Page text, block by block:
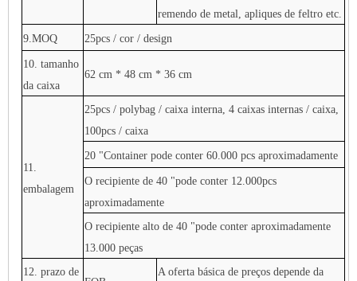
remendo de metal, apliques de feltro etc.
9.MOQ 25pcs / cor / design
10. tamanho
da caixa
62 cm * 48 cm * 36 cm
11.
embalagem
25pcs / polybag / caixa interna, 4 caixas internas / caixa,
100pcs / caixa
20 "Container pode conter 60.000 pcs aproximadamente
O recipiente de 40 "pode ​​conter 12.000pcs
aproximadamente
O recipiente alto de 40 "pode ​​conter aproximadamente
13.000 peças
12. prazo de
A oferta básica de preços depende da